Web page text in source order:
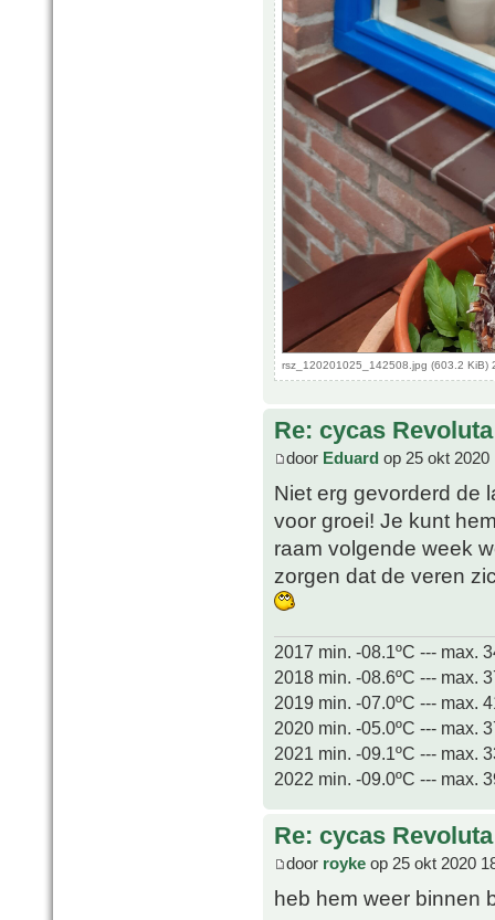
rsz_120201025_142508.jpg (603.2 KiB)
Re: cycas Revoluta
door Eduard op 25 okt 2020
Niet erg gevorderd de
voor groei! Je kunt
raam volgende week
zorgen dat de veren
2017 min. -08.1ºC --- max.
2018 min. -08.6ºC --- max.
2019 min. -07.0ºC --- max.
2020 min. -05.0ºC --- max.
2021 min. -09.1ºC --- max.
2022 min. -09.0ºC --- max.
Re: cycas Revoluta
door royke op 25 okt 2020
heb hem weer binnen